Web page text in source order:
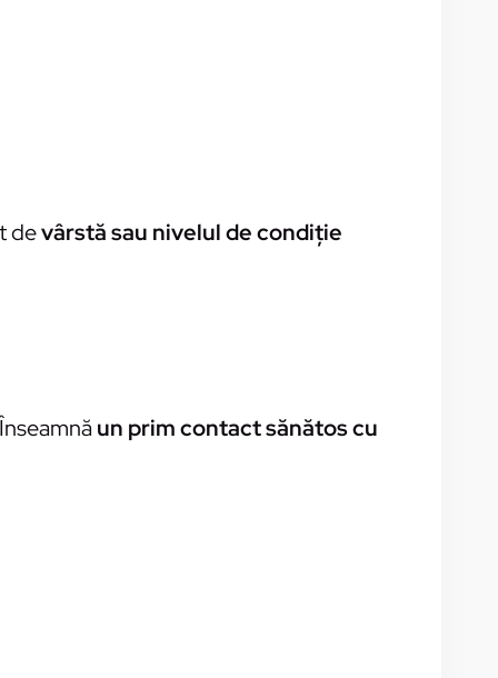
devârstă sau nivelul de condiție
un prim contact sănătos cu